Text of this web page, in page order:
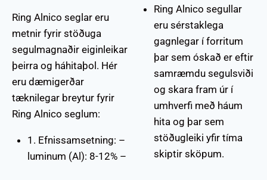
Ring Alnico seglar eru
metnir fyrir stöðuga
segulmagnaðir eiginleikar
þeirra og háhitaþol. Hér
eru dæmigerðar
tæknilegar breytur fyrir
Ring Alnico seglum:
1. Efnissamsetning: –
luminum (Al): 8-12% –
Ring Alnico segullar
eru sérstaklega
gagnlegar í forritum
þar sem óskað er eftir
samræmdu segulsviði
og skara fram úr í
umhverfi með háum
hita og þar sem
stöðugleiki yfir tíma
skiptir sköpum.